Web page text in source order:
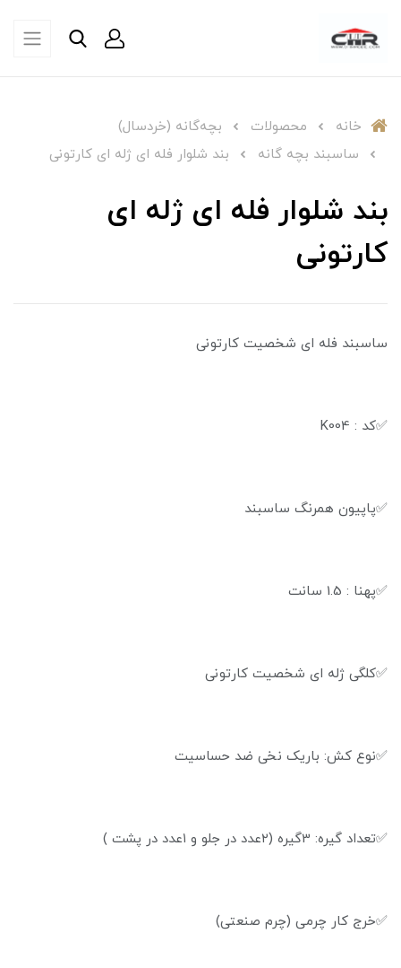
خانه محصولات
بچه‌گانه (خردسال)
ساسبند بچه گانه
بند شلوار فله ای ژله ای کارتونی
بند شلوار فله ای ژله ای
کارتونی
ساسبند فله ای شخصیت کارتونی
✅کد : K004
✅پاپیون همرنگ ساسبند
✅پهنا : 1.5 سانت
✅️کلگی ژله ای شخصیت کارتونی
✅نوع کش: باریک نخی ضد حساسیت
✅تعداد گیره: 3گیره (۲عدد در جلو و ۱عدد در پشت )
✅خرج کار چرمی (چرم صنعتی)